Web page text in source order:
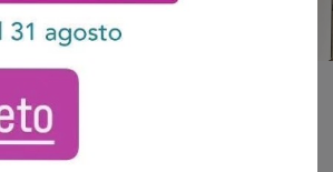
Breccia con Vano a